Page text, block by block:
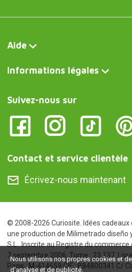
Aide
Informations légales
Suivez-nous sur
Contact et service clientèle
Écrivez-nous maintenant
© 2008-2026 Curiosite. Idées
une production de Milimetrado diseño
S.L.. Inscrite au Registre du
7 septembre 2006. Tome : 23.137.
Page : M-414659 CIF : B84800341 C/
Nous utilisons nos propres cookies et
d'analyse et de publicité.